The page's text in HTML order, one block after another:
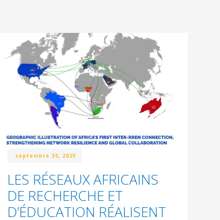
septembre 30, 2025
LES RÉSEAUX AFRICAINS
DE RECHERCHE ET
D’ÉDUCATION RÉALISENT